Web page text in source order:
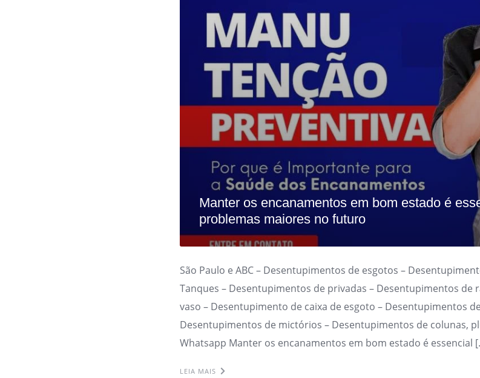
Manter os encanamentos em bom estado é
problemas maiores no futuro
São Paulo e ABC – Desentupimentos de esgotos –
Tanques – Desentupimentos de privadas – Desentupimentos de
vaso – Desentupimento de caixa de esgoto – Desentupimentos
Desentupimentos de mictórios – Desentupimentos de colunas,
Whatsapp Manter os encanamentos em bom estado é essencial
LEIA MAIS